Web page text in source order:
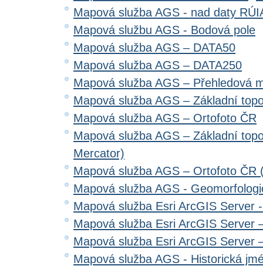
Mapová služba AGS - nad daty
Mapová službu AGS - Bodová pole
Mapová služba AGS – DATA50
Mapová služba AGS – DATA250
Mapová služba AGS – Přehledová
Mapová služba AGS – Základní
Mapová služba AGS – Ortofoto ČR
Mapová služba AGS – Základní
Mercator)
Mapová služba AGS – Ortofoto ČR
Mapová služba AGS -
Mapová služba Esri ArcGIS Server
Mapová služba Esri ArcGIS Server
Mapová služba Esri ArcGIS Server
Mapová služba AGS - Historická